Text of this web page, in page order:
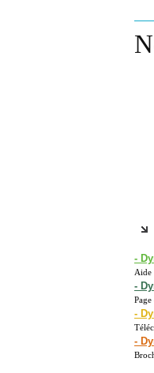
-
Aide
-
-
-